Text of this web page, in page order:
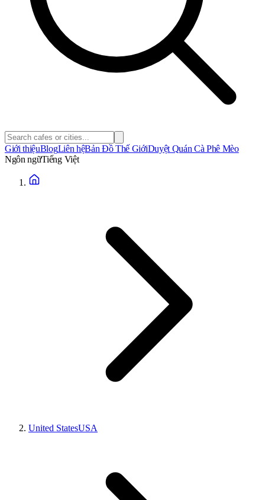
Giới thiệuBlogLiên hệBản Đồ Thế GiớiDuyệt Quán Cà Phê Mèo
Ngôn ngữTiếng Việt
United StatesUSA